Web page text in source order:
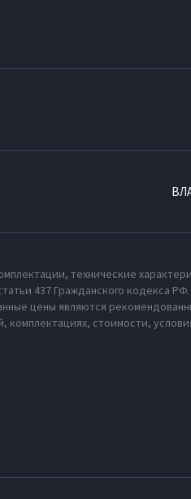
технические
437 Гражданского кодекса
цены являются
стоимости,